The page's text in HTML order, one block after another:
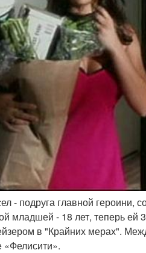
- подруга главной героини,
младшей - 18 лет, теперь ей
в "Крайних мерах".